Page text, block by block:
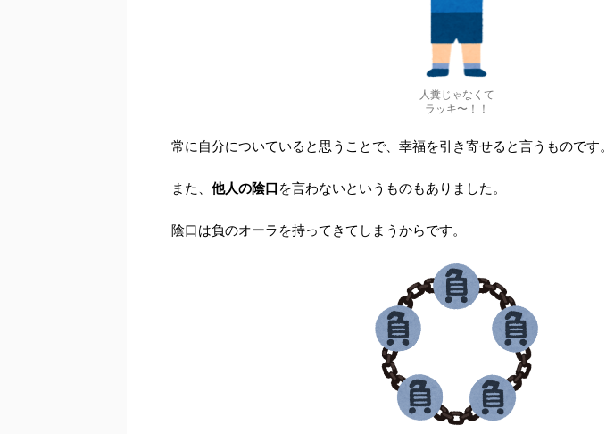
人糞じゃなくて
ラッキ〜！！
常に自分についていると思うことで、幸福を引き寄せると言うものです。
また、 他人の陰口 を言わないというものもありました。
陰口は負のオーラを持ってきてしまうからです。